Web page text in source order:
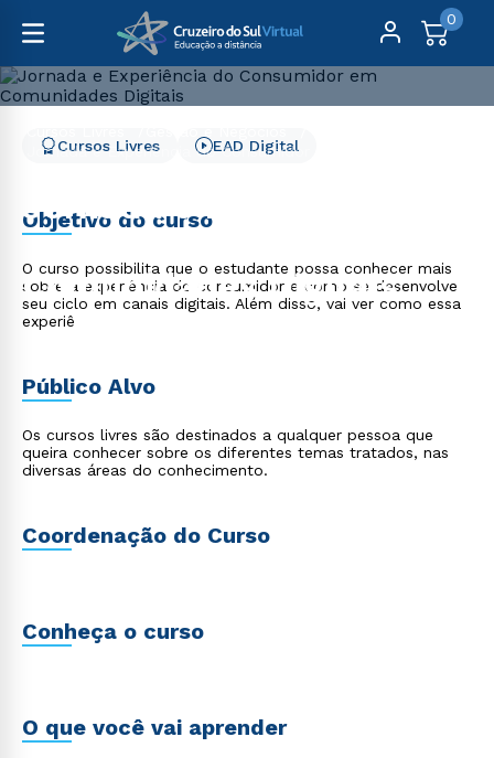
0
Jornada e Experiência do Consumidor em Comunidades
Jornada e Experiência do
Consumidor em
Comunidades Digitais
Cursos Livres EAD Digital
Objetivo do curso
O curso possibilita que o estudante possa conhecer mais
sobre a experiência do consumidor e como se desenvolve
seu ciclo em canais digitais. Além disso, vai ver como essa
experiê
Público Alvo
Os cursos livres são destinados a qualquer pessoa que
queira conhecer sobre os diferentes temas tratados, nas
diversas áreas do conhecimento.
Coordenação do Curso
Conheça o curso
O que você vai aprender